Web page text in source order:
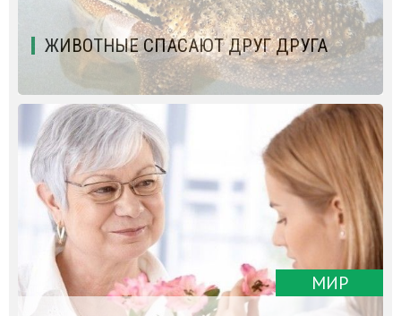
ЖИВОТНЫЕ СПАСАЮТ ДРУГ ДРУГА
МИР